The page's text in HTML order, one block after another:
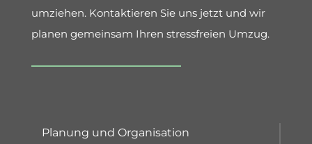
umziehen. Kontaktieren Sie uns jetzt und wir
planen gemeinsam Ihren stressfreien Umzug.
Planung und Organisation